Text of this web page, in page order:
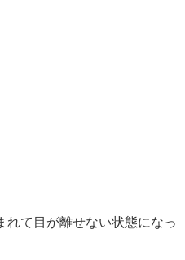
れて目が離せない状態になっ